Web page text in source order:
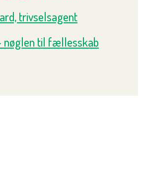
trivselsagent
nøglen til fællesskab